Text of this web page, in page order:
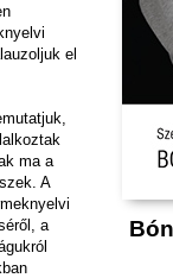
el
ma a
A
a